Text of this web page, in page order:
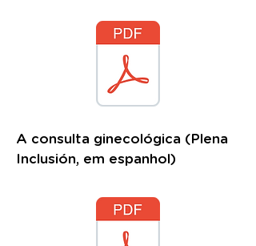
A consulta ginecológica (Plena
Inclusión, em espanhol)